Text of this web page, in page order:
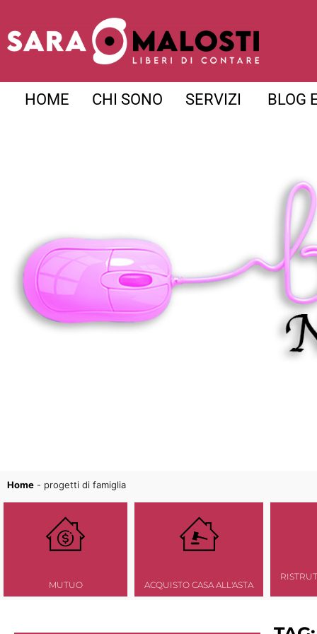
HOME CHI SONO SERVIZI BLOG
Home - progetti di famiglia
MUTUO ACQUISTO CASA ALL'ASTA